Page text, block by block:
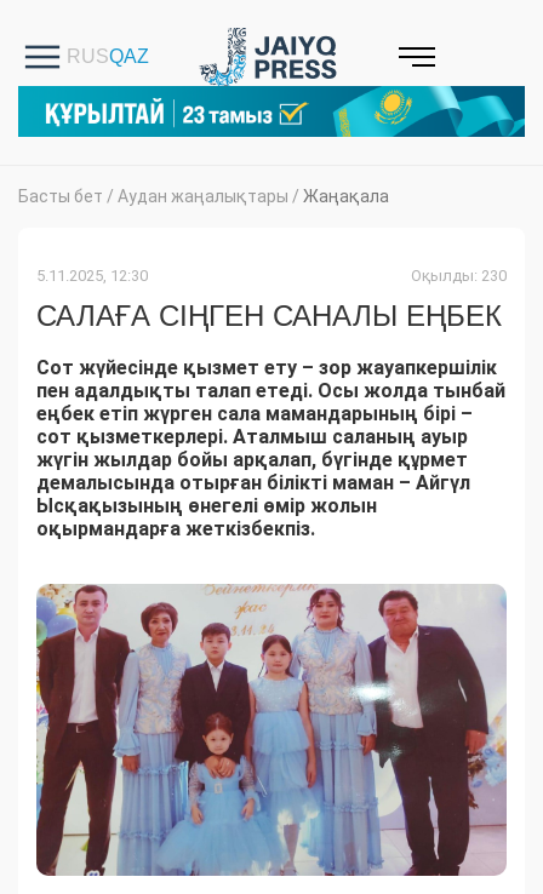
Басты бет / Аудан жаңалықтары / Жаңақала
5.11.2025, 12:30 Оқылды: 230
САЛАҒА СІҢГЕН САНАЛЫ ЕҢБЕК
Сот жүйесінде қызмет ету – зор жауапкершілік
пен адалдықты талап етеді. Осы жолда тынбай
еңбек етіп жүрген сала мамандарының бірі –
сот қызметкерлері. Аталмыш саланың ауыр
жүгін жылдар бойы арқалап, бүгінде құрмет
демалысында отырған білікті маман – Айгүл
Ысқақызының өнегелі өмір жолын
оқырмандарға жеткізбекпіз.